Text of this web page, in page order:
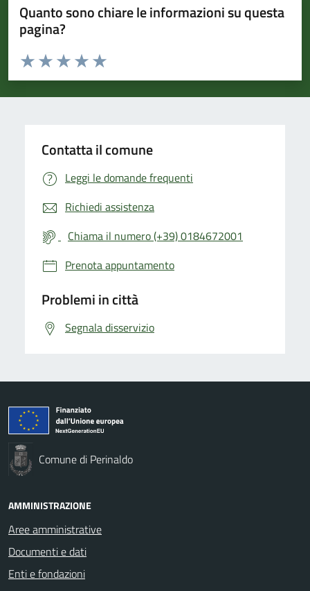
Quanto sono chiare le informazioni su questa
pagina?
Valuta da 1 a 5 stelle la pagina
Valuta 5 stelle su 5
Valuta 4 stelle su 5
Valuta 3 stelle su 5
Valuta 2 stelle su 5
Valuta 1 stelle su 5
Contatta il comune
Leggi le domande frequenti
Richiedi assistenza
Chiama il numero (+39) 0184672001
Prenota appuntamento
Problemi in città
Segnala disservizio
Comune di Perinaldo
AMMINISTRAZIONE
Aree amministrative
Documenti e dati
Enti e fondazioni